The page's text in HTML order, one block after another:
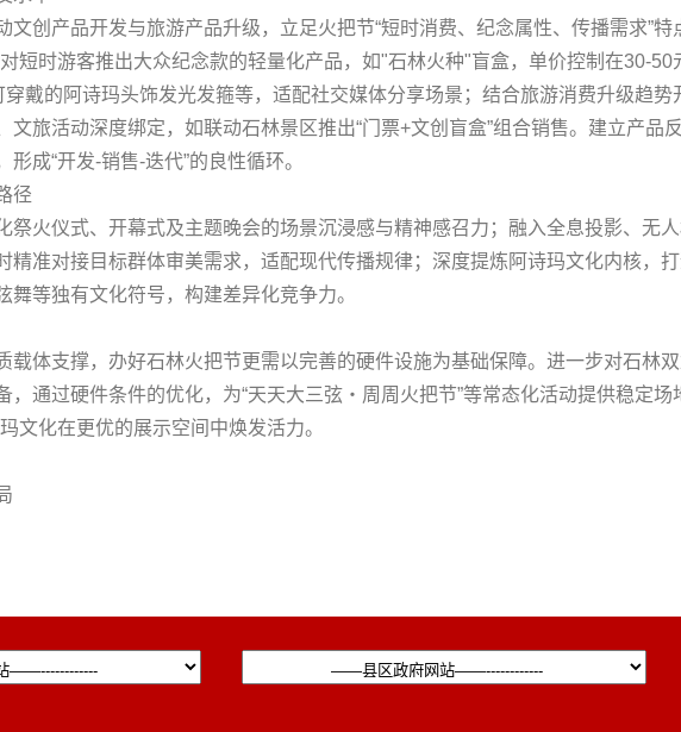
文创产品开发与旅游产品升级，立足火把节“短时消费、纪念属性、传播需求”特
短时游客推出大众纪念款的轻量化产品，如"石林火种"盲盒，单价控制在30-
穿戴的阿诗玛头饰发光发箍等，适配社交媒体分享场景；结合旅游消费升级趋势
文旅活动深度绑定，如联动石林景区推出“门票+文创盲盒”组合销售。建立产品
成“开发-销售-迭代”的良性循环。
径
祭火仪式、开幕式及主题晚会的场景沉浸感与精神感召力；融入全息投影、无
精准对接目标群体审美需求，适配现代传播规律；深度提炼阿诗玛文化内核，
等独有文化符号，构建差异化竞争力。
载体支撑，办好石林火把节更需以完善的硬件设施为基础保障。进一步对石林
，通过硬件条件的优化，为“天天大三弦・周周火把节”等常态化活动提供稳定场
文化在更优的展示空间中焕发活力。